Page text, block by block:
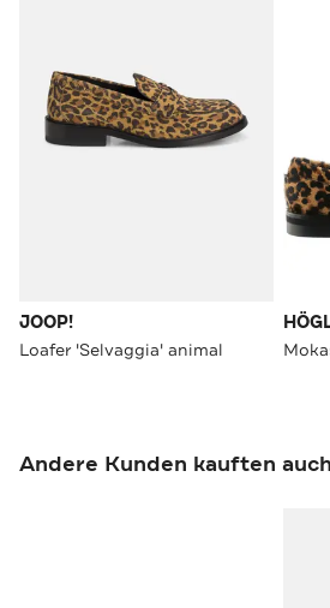
JOOP!
Loafer 'Selvaggia' animal
Andere Kunden kauften auch